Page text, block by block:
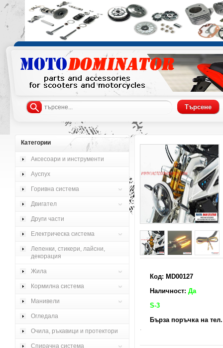
Код: MD00127
Наличност: Да
S-3
Бърза поръчка на
Категории
Аксесоари и инструменти
Ауспух
Горивна система
Двигател
Други части
Електрическа система
Лепенки, стикери, лайсни,
декорация
Жила
Кормилна система
Манивели
Огледала
Очила, ръкавици и протектори
Спирачна система